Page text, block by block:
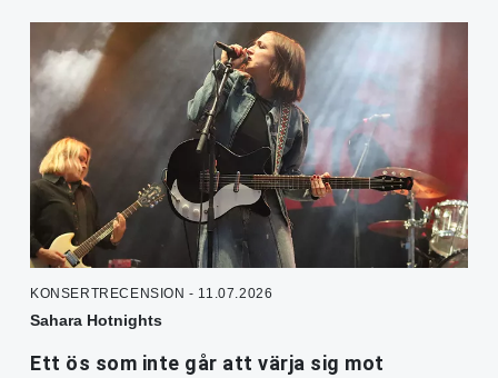
KONSERTRECENSION - 11.07.2026
Sahara Hotnights
Ett ös som inte går att värja sig mot